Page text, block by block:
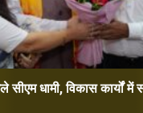
सीएम धामी, विकास कार्यों